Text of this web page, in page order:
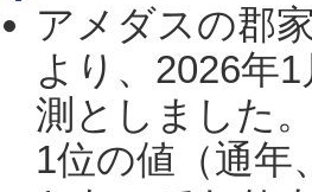
アメダスの郡
より、2026年
測としました
1位の値（通年